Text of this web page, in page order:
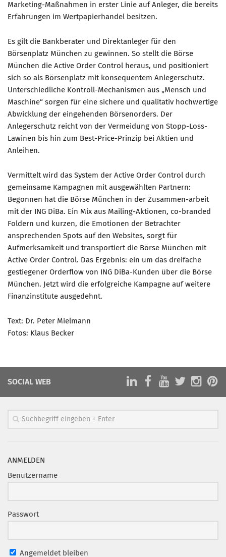
Marketing-Maßnahmen in erster Linie auf Anleger, die bereits
Erfahrungen im Wertpapierhandel besitzen.
Es gilt die Bankberater und Direktanleger für den
Börsenplatz München zu gewinnen. So stellt die Börse
München die Active Order Control heraus, und positioniert
sich so als Börsenplatz mit konsequentem Anlegerschutz.
Unterschiedliche Kontroll-Mechanismen aus „Mensch und
Maschine“ sorgen für eine sichere und qualitativ hochwertige
Abwicklung der eingehenden Börsenorders. Der
Anlegerschutz reicht von der Vermeidung von Stopp-Loss-
Lawinen bis hin zum Best-Price-Prinzip bei Aktien und
Anleihen.
Vermittelt wird das System der Active Order Control durch
gemeinsame Kampagnen mit ausgewählten Partnern:
Begonnen hat die Börse München in der Zusammen-arbeit
mit der ING DiBa. Ein Mix aus Mailing-Aktionen, co-branded
Foldern und kurzen, die Emotionen der Betrachter
ansprechenden Spots auf den Websites, sorgt für
Aufmerksamkeit und transportiert die Börse München mit
Active Order Control. Das Ergebnis: ein um das dreifache
gestiegener Orderflow von ING DiBa-Kunden über die Börse
München. Jetzt wird die erfolgreiche Kampagne auf weitere
Finanzinstitute ausgedehnt.
Text: Dr. Peter Mielmann
Fotos: Klaus Becker
SOCIAL WEB
ANMELDEN
Benutzername
Passwort
Angemeldet bleiben